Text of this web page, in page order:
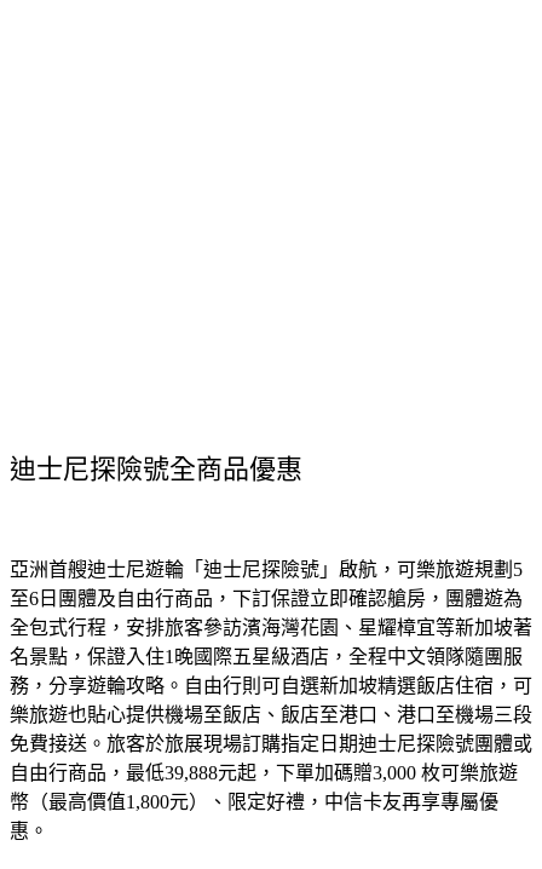
迪士尼探險號全商品優惠
亞洲首艘迪士尼遊輪「迪士尼探險號」啟航，可樂旅遊規劃5
至6日團體及自由行商品，下訂保證立即確認艙房，團體遊為
全包式行程，安排旅客參訪濱海灣花園、星耀樟宜等新加坡著
名景點，保證入住1晚國際五星級酒店，全程中文領隊隨團服
務，分享遊輪攻略。自由行則可自選新加坡精選飯店住宿，可
樂旅遊也貼心提供機場至飯店、飯店至港口、港口至機場三段
免費接送。旅客於旅展現場訂購指定日期迪士尼探險號團體或
自由行商品，最低39,888元起，下單加碼贈3,000 枚可樂旅遊
幣（最高價值1,800元）、限定好禮，中信卡友再享專屬優
惠。